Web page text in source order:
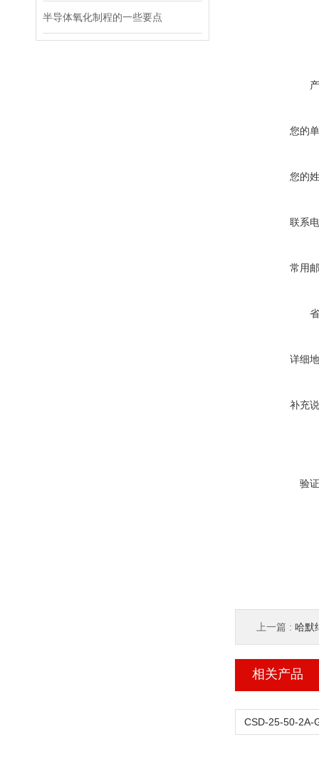
半导体氧化制程的一些要点
您的
您的
联系
常用
详细
补充
验
上一篇 : 哈默
相关产品